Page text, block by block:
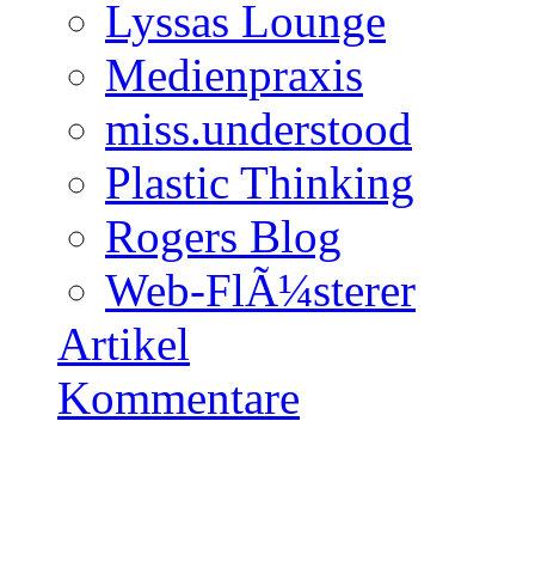
Lyssas Lounge
Medienpraxis
miss.understood
Plastic Thinking
Rogers Blog
Web-FlÃ¼sterer
Artikel
Kommentare